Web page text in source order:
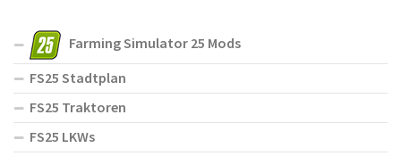
Farming Simulator 25 Mods
FS25 Stadtplan
FS25 Traktoren
FS25 LKWs